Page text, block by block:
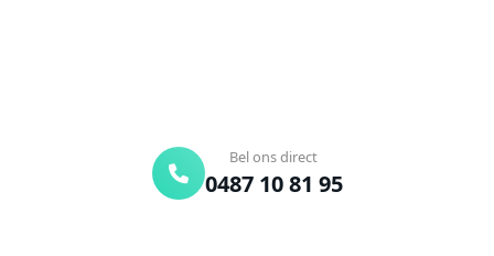
Bel ons direct
0487 10 81 95